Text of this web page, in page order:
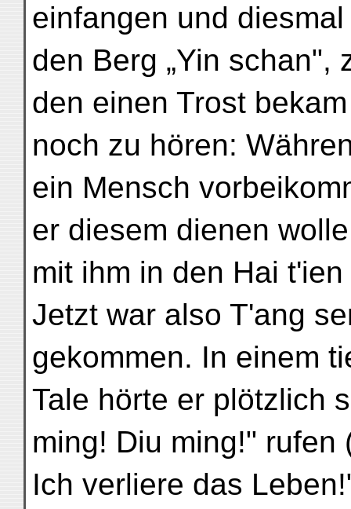
einfangen und
den Berg „Yin schan",
den einen Trost
noch zu hören:
ein Mensch
er diesem dienen
mit ihm in den Hai
Jetzt war also T'ang
gekommen. In einem
Tale hörte er plötzlich
ming! Diu ming!" rufen
Ich verliere das